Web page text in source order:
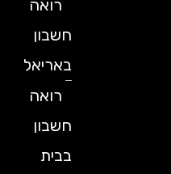
רואה
חשבון
באריאל
רואה
חשבון
בבית